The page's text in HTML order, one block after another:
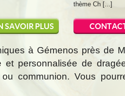
SAVOIR PLUS
thème Ch [...]
à Gémenos près de
et personnalisée de
communion. Vous